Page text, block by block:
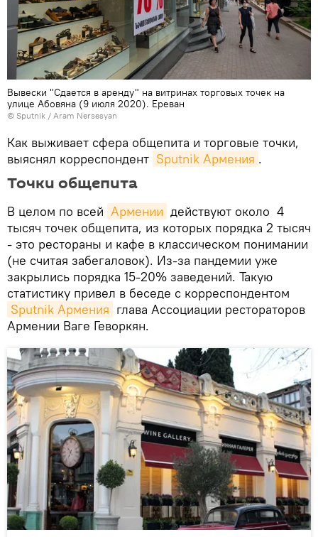
Вывески "Сдается в аренду" на витринах торговых точек на
улице Абовяна (9 июля 2020). Еревaн
© Sputnik / Aram Nersesyan
Как выживает сфера общепита и торговые точки,
выяснял корреспондент Sputnik Армения .
Точки общепита
В целом по всей Армении действуют около 4
тысяч точек общепита, из которых порядка 2 тысяч
- это рестораны и кафе в классическом понимании
(не считая забегаловок). Из-за пандемии уже
закрылись порядка 15-20% заведений. Такую
статистику привел в беседе с корреспондентом
Sputnik Армения глава Ассоциации рестораторов
Армении Ваге Геворкян.